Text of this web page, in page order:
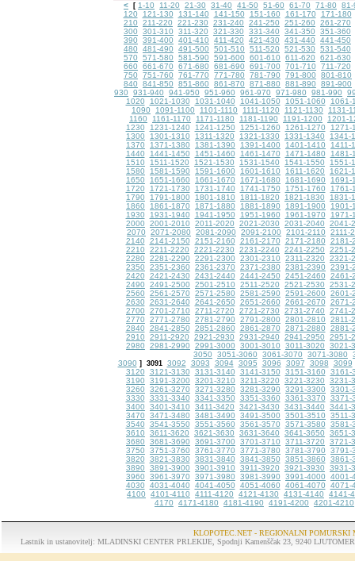
< [ 1-10 11-20 21-30 31-40 41-50 51-60 61-70 71-80
81-
120
121-130 131-140 141-150 151-160 161-170
171-180
210
211-220 221-230 231-240 241-250 251-260
261-270
300
301-310 311-320 321-330 331-340 341-350
351-360
390
391-400 401-410 411-420 421-430 431-440
441-450
480
481-490 491-500 501-510 511-520 521-530
531-540
570
571-580 581-590 591-600 601-610 611-620
621-630
660
661-670 671-680 681-690 691-700 701-710
711-720
750
751-760 761-770 771-780 781-790 791-800
801-810
840
841-850 851-860 861-870 871-880 881-890
891-900
930
931-940 941-950 951-960 961-970 971-980 981-990
1020
1021-1030 1031-1040 1041-1050 1051-1060
1061-
1090
1091-1100 1101-1110 1111-1120 1121-1130
1131-
1160
1161-1170 1171-1180 1181-1190 1191-1200
1201-
1230
1231-1240 1241-1250 1251-1260 1261-1270
1271-
1300
1301-1310 1311-1320 1321-1330 1331-1340
1341-
1370
1371-1380 1381-1390 1391-1400 1401-1410
1411-
1440
1441-1450 1451-1460 1461-1470 1471-1480
1481-
1510
1511-1520 1521-1530 1531-1540 1541-1550
1551-
1580
1581-1590 1591-1600 1601-1610 1611-1620
1621-
1650
1651-1660 1661-1670 1671-1680 1681-1690
1691-
1720
1721-1730 1731-1740 1741-1750 1751-1760
1761-
1790
1791-1800 1801-1810 1811-1820 1821-1830
1831-
1860
1861-1870 1871-1880 1881-1890 1891-1900
1901-
1930
1931-1940 1941-1950 1951-1960 1961-1970
1971-
2000
2001-2010 2011-2020 2021-2030 2031-2040
2041-
2070
2071-2080 2081-2090 2091-2100 2101-2110
2111-
2140
2141-2150 2151-2160 2161-2170 2171-2180
2181-
2210
2211-2220 2221-2230 2231-2240 2241-2250
2251-
2280
2281-2290 2291-2300 2301-2310 2311-2320
2321-
2350
2351-2360 2361-2370 2371-2380 2381-2390
2391-
2420
2421-2430 2431-2440 2441-2450 2451-2460
2461-
2490
2491-2500 2501-2510 2511-2520 2521-2530
2531-
2560
2561-2570 2571-2580 2581-2590 2591-2600
2601-
2630
2631-2640 2641-2650 2651-2660 2661-2670
2671-
2700
2701-2710 2711-2720 2721-2730 2731-2740
2741-
2770
2771-2780 2781-2790 2791-2800 2801-2810
2811-
2840
2841-2850 2851-2860 2861-2870 2871-2880
2881-
2910
2911-2920 2921-2930 2931-2940 2941-2950
2951-
2980
2981-2990 2991-3000 3001-3010 3011-3020
3021-
3050
3051-3060 3061-3070 3071-3080
3090 ] 3091 3092 3093 3094 3095 3096 3097 3098
3099
3120
3121-3130 3131-3140 3141-3150 3151-3160
3161-
3190
3191-3200 3201-3210 3211-3220 3221-3230
3231-
3260
3261-3270 3271-3280 3281-3290 3291-3300
3301-
3330
3331-3340 3341-3350 3351-3360 3361-3370
3371-
3400
3401-3410 3411-3420 3421-3430 3431-3440
3441-
3470
3471-3480 3481-3490 3491-3500 3501-3510
3511-
3540
3541-3550 3551-3560 3561-3570 3571-3580
3581-
3610
3611-3620 3621-3630 3631-3640 3641-3650
3651-
3680
3681-3690 3691-3700 3701-3710 3711-3720
3721-
3750
3751-3760 3761-3770 3771-3780 3781-3790
3791-
3820
3821-3830 3831-3840 3841-3850 3851-3860
3861-
3890
3891-3900 3901-3910 3911-3920 3921-3930
3931-
3960
3961-3970 3971-3980 3981-3990 3991-4000
4001-
4030
4031-4040 4041-4050 4051-4060 4061-4070
4071-
4100
4101-4110 4111-4120 4121-4130 4131-4140
4141-
4170
4171-4180 4181-4190 4191-4200 4201-4210
KLOPOTEC.NET - REGIONALNI POMURSKI
Lastnik in ustanovitelj: MLADINSKI CENTER PRLEKIJE, Spodnji Kamenščak 23, 9240